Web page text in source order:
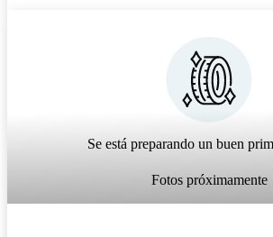
Se está preparando un buen
Fotos próximamente